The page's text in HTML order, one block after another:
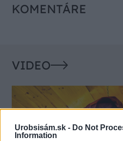
Urobsisám.sk - Do Not
Information
KOMENTÁRE
VIDEO